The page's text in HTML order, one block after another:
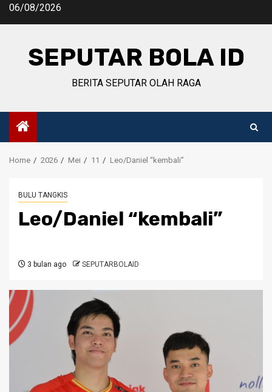
Skip06/08/2026
SEPUTAR BOLA ID
BERITA SEPUTAR OLAH RAGA
Home 2026 Mei 11 Leo/Daniel “kembali”
BULU TANGKIS
Leo/Daniel “kembali”
3 bulan ago SEPUTARBOLAID